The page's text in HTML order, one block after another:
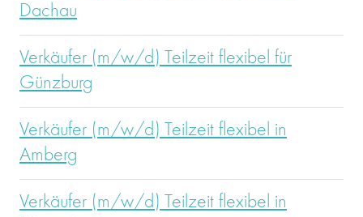
Dachau
Verkäufer (m/w/d) Teilzeit flexibel für
Günzburg
Verkäufer (m/w/d) Teilzeit flexibel in
Amberg
Verkäufer (m/w/d) Teilzeit flexibel in